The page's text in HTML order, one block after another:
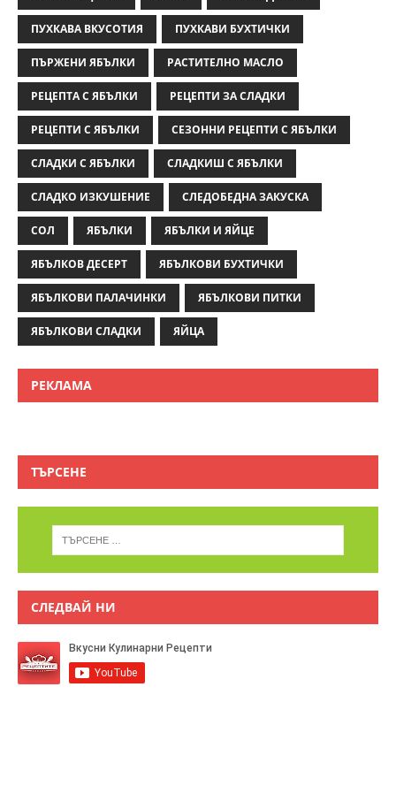
ПУХКАВА ВКУСОТИЯ ПУХКАВИ БУХТИЧКИ
ПЪРЖЕНИ ЯБЪЛКИ РАСТИТЕЛНО МАСЛО
РЕЦЕПТА С ЯБЪЛКИ РЕЦЕПТИ ЗА СЛАДКИ
РЕЦЕПТИ С ЯБЪЛКИ СЕЗОННИ РЕЦЕПТИ С ЯБЪЛКИ
СЛАДКИ С ЯБЪЛКИ СЛАДКИШ С ЯБЪЛКИ
СЛАДКО ИЗКУШЕНИЕ СЛЕДОБЕДНА ЗАКУСКА
СОЛ ЯБЪЛКИ ЯБЪЛКИ И ЯЙЦЕ
ЯБЪЛКОВ ДЕСЕРТ ЯБЪЛКОВИ БУХТИЧКИ
ЯБЪЛКОВИ ПАЛАЧИНКИ ЯБЪЛКОВИ ПИТКИ
ЯБЪЛКОВИ СЛАДКИ ЯЙЦА
РЕКЛАМА
ТЪРСЕНЕ
СЛЕДВАЙ НИ